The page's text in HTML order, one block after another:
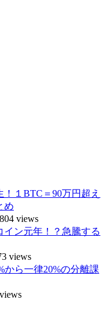
１BTC＝90万円超え
め
views
イン元年！？急騰する
views
から一律20%の分離課